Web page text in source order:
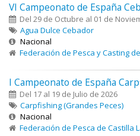
VI Campeonato de España
Del 29 de Octubre al 01 de
Agua Dulce Cebador
Nacional
Federación de Pesca y Casting
I Campeonato de España
Del 17 al 19 de Julio de 2026
Carpfishing (Grandes Peces)
Nacional
Federación de Pesca de Castilla